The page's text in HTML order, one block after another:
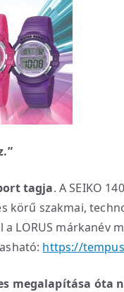
tagja. A SEIKO
körű szakmai,
a LORUS márkanév
https://
megalapítása óta